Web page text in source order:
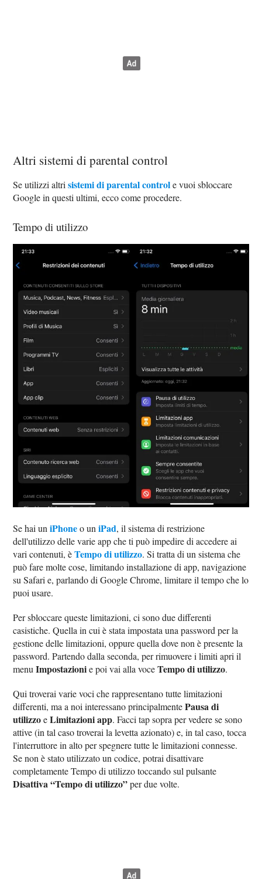
Altri sistemi di parental control
Se utilizzi altrisistemi di parental controle vuoi sbloccare
Google in questi ultimi, ecco come procedere.
Tempo di utilizzo
Se hai uniPhoneo uniPad, il sistema di restrizione
dell'utilizzo delle varie app che ti può impedire di accedere ai
vari contenuti, èTempo di utilizzo. Si tratta di un sistema che
può fare molte cose, limitando installazione di app, navigazione
su Safari e, parlando di Google Chrome, limitare il tempo che lo
puoi usare.
Per sbloccare queste limitazioni, ci sono due differenti
casistiche. Quella in cui è stata impostata una password per la
gestione delle limitazioni, oppure quella dove non è presente la
password. Partendo dalla seconda, per rimuovere i limiti apri il
menuImpostazionie poi vai alla voceTempo di utilizzo.
Qui troverai varie voci che rappresentano tutte limitazioni
differenti, ma a noi interessano principalmentePausa di
utilizzoeLimitazioni app. Facci tap sopra per vedere se sono
attive (in tal caso troverai la levetta azionato) e, in tal caso, tocca
l'interruttore in alto per spegnere tutte le limitazioni connesse.
Se non è stato utilizzato un codice, potrai disattivare
completamente Tempo di utilizzo toccando sul pulsante
Disattiva “Tempo di utilizzo”per due volte.